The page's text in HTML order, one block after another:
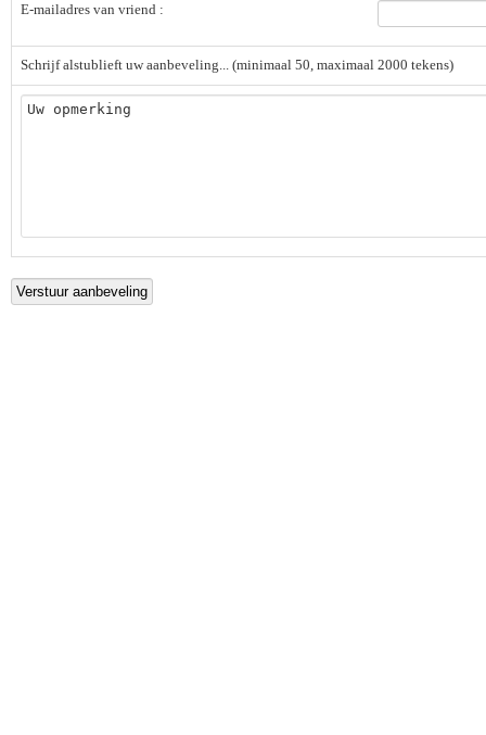
E-mailadres van vriend :
Schrijf alstublieft uw aanbeveling... (minimaal 50, maximaal 2000 tekens)